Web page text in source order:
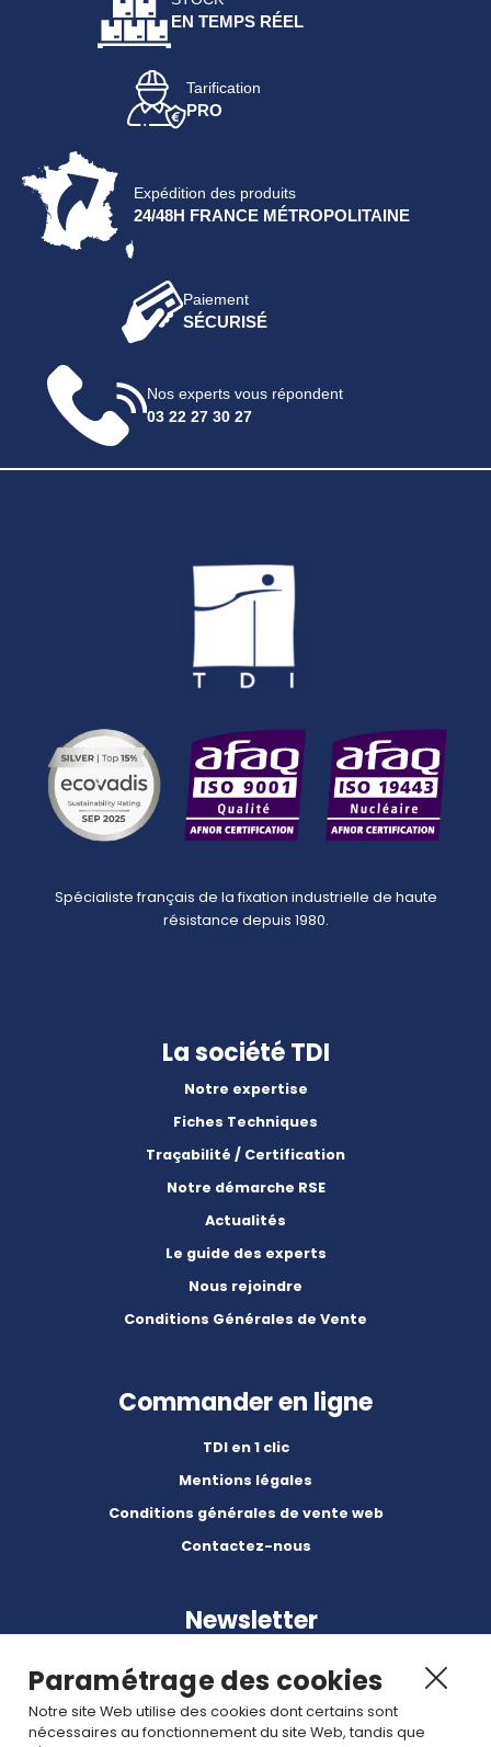
EN TEMPS RÉEL
Tarification
PRO
Expédition des produits
24/48H FRANCE MÉTROPOLITAINE
Paiement
SÉCURISÉ
Nos experts vous répondent
03 22 27 30 27
Spécialiste français de la fixation industrielle de haute
résistance depuis 1980.
La société TDI
Notre expertise
Fiches Techniques
Traçabilité / Certification
Notre démarche RSE
Actualités
Le guide des experts
Nous rejoindre
Conditions Générales de Vente
Commander en ligne
TDI en 1 clic
Mentions légales
Conditions générales de vente web
Contactez-nous
Newsletter
Paramétrage des cookies
Notre site Web utilise des cookies dont certains sont
nécessaires au fonctionnement du site Web, tandis que